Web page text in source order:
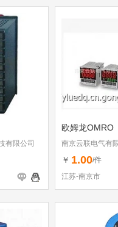
有限公司
欧姆龙OMRO
南京云联电气有
￥ 1.00/件
江苏-南京市